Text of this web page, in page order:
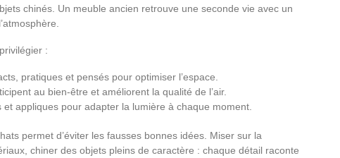
chinés. Un meuble ancien retrouve une seconde vie avec un
:
pratiques et pensés pour optimiser l’espace.
au bien-être et améliorent la qualité de l’air.
appliques pour adapter la lumière à chaque moment.
permet d’éviter les fausses bonnes idées. Miser sur la
chiner des objets pleins de caractère : chaque détail raconte